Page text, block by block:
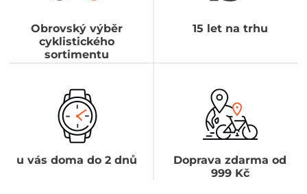
Obrovský výběr
cyklistického
sortimentu
15 let na trhu
u vás doma do 2 dnů
Doprava zdarma od
999 Kč